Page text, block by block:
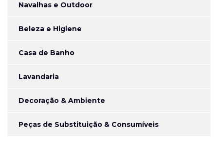
Navalhas e Outdoor
Beleza e Higiene
Casa de Banho
Lavandaria
Decoração & Ambiente
Peças de Substituição & Consumíveis